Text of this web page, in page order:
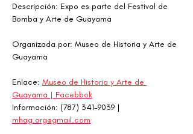
Descripción: Expo es parte del Festival de
Bomba y Arte de Guayama
Organizada por: Museo de Historia y Arte de
Guayama
Enlace: Museo de Historia y Arte de
Guayama | Facebbok
Información: (787) 341-9039 |
mhag.org@gmail.com